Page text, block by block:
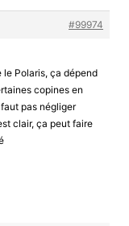
#99974
le Polaris, ça dépend
copines en
pas négliger
clair, ça peut faire